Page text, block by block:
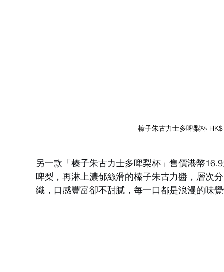
榛子朱古力士多啤梨杯
另一款「榛子朱古力士多啤梨杯」售價港幣
啤梨，再淋上濃郁絲滑的榛子朱古力醬，層次
織，口感豐富卻不甜膩，每一口都是浪漫的味覺